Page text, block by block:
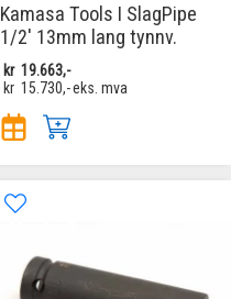
Kamasa Tools I SlagPipe
1/2' 13mm lang tynnv.
kr 19.663,-
kr 15.730,-eks. mva